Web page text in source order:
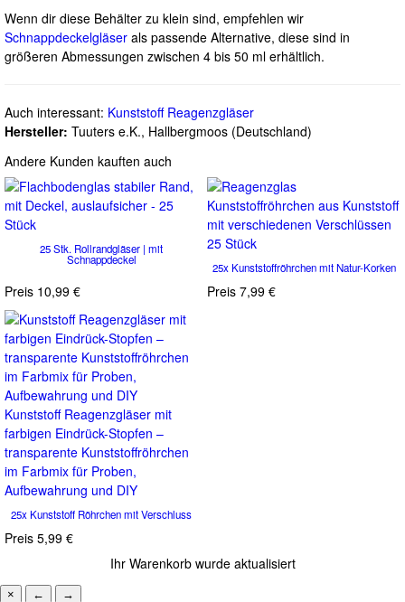
Wenn dir diese Behälter zu klein sind, empfehlen wir
Schnappdeckelgläser als passende Alternative, diese sind in
größeren Abmessungen zwischen 4 bis 50 ml erhältlich.
Auch interessant: Kunststoff Reagenzgläser
Hersteller: Tuuters e.K., Hallbergmoos (Deutschland)
Andere Kunden kauften auch
25 Stk. Rollrandgläser | mit
Schnappdeckel
Preis 10,99 €
25x Kunststoffröhrchen mit Natur-Korken
Preis 7,99 €
Kunststoff Reagenzgläser mit
farbigen Eindrück-Stopfen –
transparente Kunststoffröhrchen
im Farbmix für Proben,
Aufbewahrung und DIY
25x Kunststoff Röhrchen mit Verschluss
Preis 5,99 €
Ihr Warenkorb wurde aktualisiert
× ← →